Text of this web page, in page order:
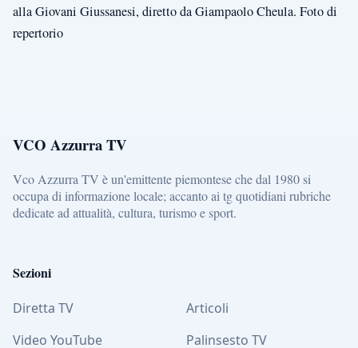
alla Giovani Giussanesi, diretto da Giampaolo Cheula. Foto di
repertorio
VCO Azzurra TV
Vco Azzurra TV è un'emittente piemontese che dal 1980 si
occupa di informazione locale; accanto ai tg quotidiani rubriche
dedicate ad attualità, cultura, turismo e sport.
Sezioni
Diretta TV
Articoli
Video YouTube
Palinsesto TV